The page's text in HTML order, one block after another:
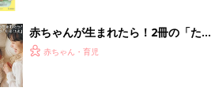
赤ちゃんが生まれたら！2冊の「たま
ひよ」
赤ちゃん・育児